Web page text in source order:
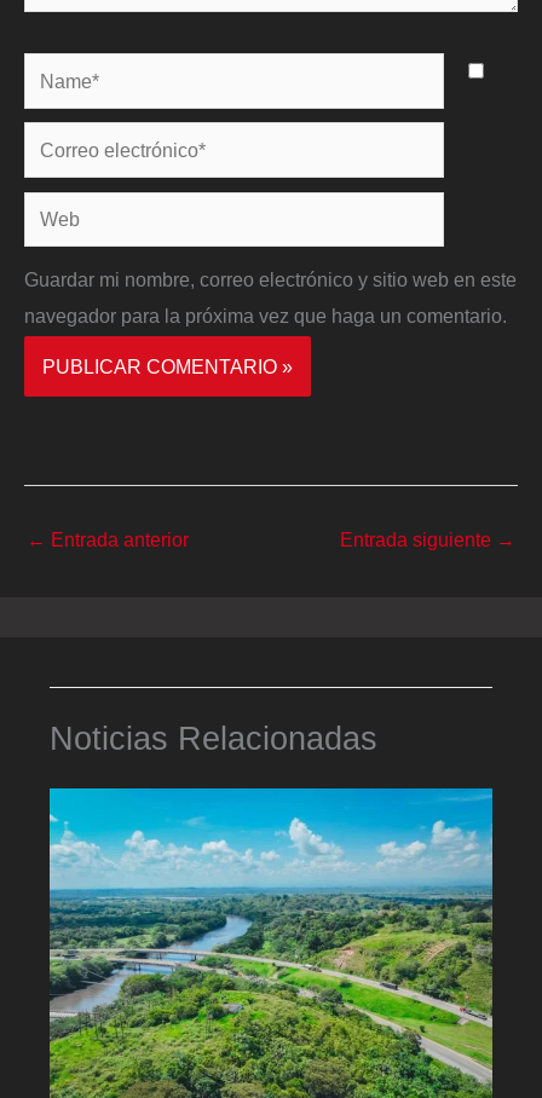
Name*
Correo
electrónico*
Web
Guardar mi nombre, correo electrónico y sitio web en este
navegador para la próxima vez que haga un comentario.
← Entrada anterior Entrada siguiente →
Noticias Relacionadas